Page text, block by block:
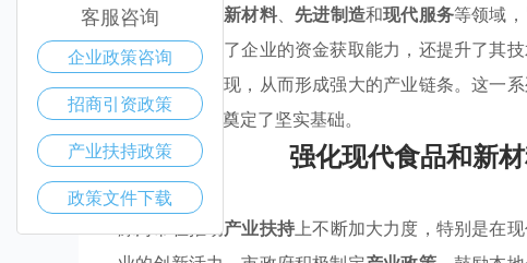
如现代食品 、新材料、 先进制造和现代服务等领域
河市不仅增强了企业的资金获取能力，还提升了其
源整合得以实现，从而形成强大的产业链条。这一
济的持续增长奠定了坚实基础。
强化现代食品和新
漯河市在推动产业扶持上不断加大力度，特别是在
客服咨询
企业政策咨询
招商引资政策
产业扶持政策
政策文件下载